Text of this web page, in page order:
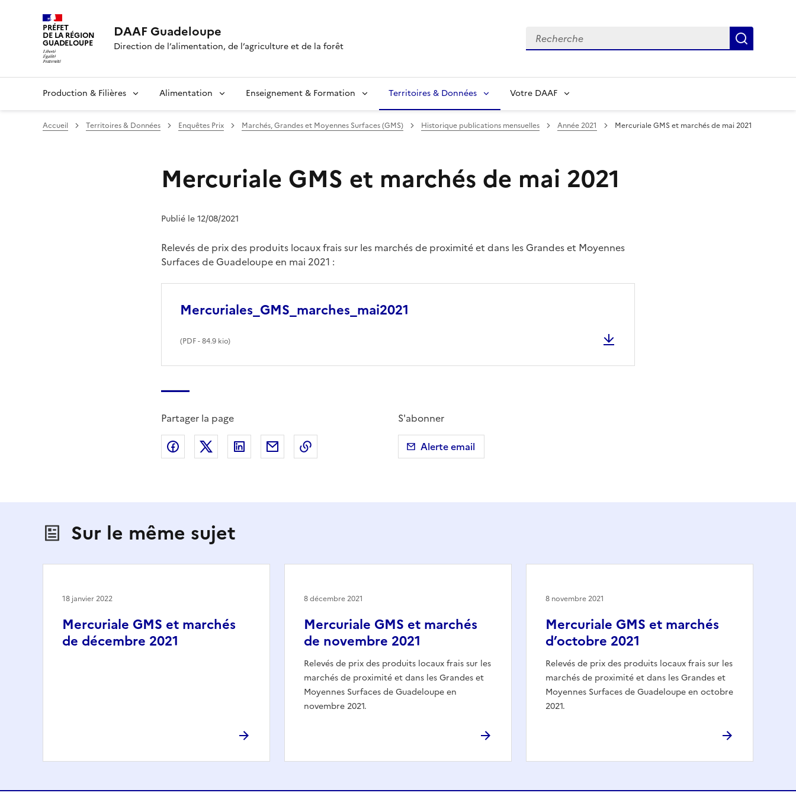
PRÉFET
DE LA RÉGION
GUADELOUPE
DAAF Guadeloupe
Direction de l’alimentation, de l’agriculture et de la forêt
Recherche
Production & Filières Alimentation Enseignement & Formation Territoires & Données Votre DAAF
Accueil Territoires & Données Enquêtes Prix Marchés, Grandes et Moyennes Surfaces (GMS) Historique publications mensuelles Année 2021 Mercuriale GMS et marchés de mai 2021
Mercuriale GMS et marchés de mai 2021
Publié le 12/08/2021
Relevés de prix des produits locaux frais sur les marchés de proximité et dans les Grandes et Moyennes
Surfaces de Guadeloupe en mai 2021 :
Mercuriales_GMS_marches_mai2021
(PDF- 84.9 kio)
Partager la page
Partager sur Facebook
Partager sur X (anciennement Twitter)
Partager sur LinkedIn
Partager par emailCopier dans le presse-papier
S'abonner
Alerte email
Sur le même sujet
Mercuriale GMS et marchés
de décembre 2021
18 janvier 2022
Mercuriale GMS et marchés
de novembre 2021
Relevés de prix des produits locaux frais sur les
marchés de proximité et dans les Grandes et
Moyennes Surfaces de Guadeloupe en
novembre 2021.
8 décembre 2021
Mercuriale GMS et marchés
d’octobre 2021
Relevés de prix des produits locaux frais sur les
marchés de proximité et dans les Grandes et
Moyennes Surfaces de Guadeloupe en octobre
2021.
8 novembre 2021